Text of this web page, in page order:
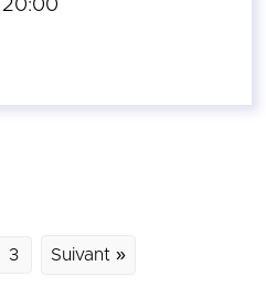
3 Suivant »